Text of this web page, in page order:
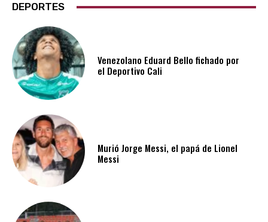
DEPORTES
Venezolano Eduard Bello fichado por
el Deportivo Cali
Murió Jorge Messi, el papá de Lionel
Messi